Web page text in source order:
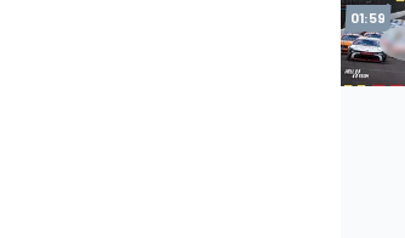
01:59